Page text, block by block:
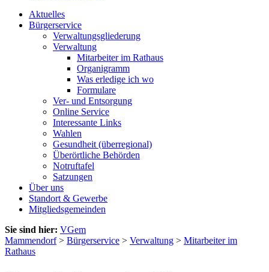
Aktuelles
Bürgerservice
Verwaltungsgliederung
Verwaltung
Mitarbeiter im Rathaus
Organigramm
Was erledige ich wo
Formulare
Ver- und Entsorgung
Online Service
Interessante Links
Wahlen
Gesundheit (überregional)
Überörtliche Behörden
Notruftafel
Satzungen
Über uns
Standort & Gewerbe
Mitgliedsgemeinden
Sie sind hier: VGem
Mammendorf> Bürgerservice > Verwaltung > Mitarbeiter im
Rathaus